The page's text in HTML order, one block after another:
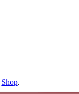
Shop.